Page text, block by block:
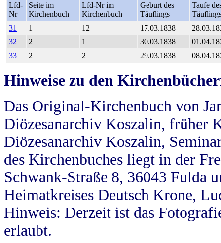
Lfd-
Nr
Seite im
Kirchenbuch
Lfd-Nr im
Kirchenbuch
Geburt des
Täuflings
Taufe
Täuflings
31
1 12 17.03.1838
32
2 1 30.03.1838
33
2 2 29.03.1838
Hinweise zu den
Das Original-Kirchenbuch von
Diözesanarchiv Koszalin, früher
Diözesanarchiv Koszalin,
des Kirchenbuches liegt in der
Schwank-Straße 8, 36043 Fulda
Heimatkreises Deutsch Krone,
Hinweis: Derzeit ist das
erlaubt.